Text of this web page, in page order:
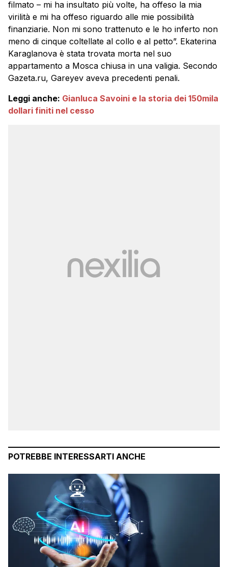
filmato – mi ha insultato più volte, ha offeso la mia
virilità e mi ha offeso riguardo alle mie possibilità
finanziarie. Non mi sono trattenuto e le ho inferto non
meno di cinque coltellate al collo e al petto”. Ekaterina
Karaglanova è stata trovata morta nel suo
appartamento a Mosca chiusa in una valigia. Secondo
Gazeta.ru, Gareyev aveva precedenti penali.
Leggi anche: Gianluca Savoini e la storia dei 150mila
dollari finiti nel cesso
POTREBBE INTERESSARTI ANCHE